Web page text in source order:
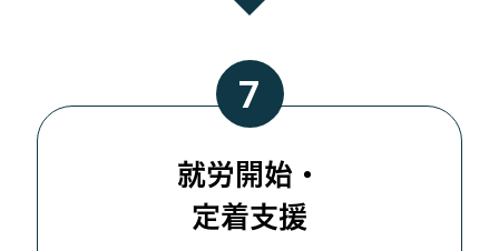
就労開始・
定着支援